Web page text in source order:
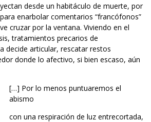
desde un habitáculo de muerte, por
enarbolar comentarios “francófonos”
cruzar por la ventana. Viviendo en el
tratamientos precarios de
decide articular, rescatar restos
donde lo afectivo, si bien escaso, aún
[…] Por lo menos puntuaremos el
abismo
con una respiración de luz entrecortada,